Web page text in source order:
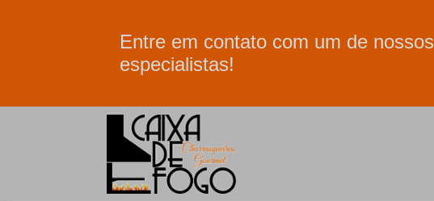
Entre em contato com um de nossos
especialistas!